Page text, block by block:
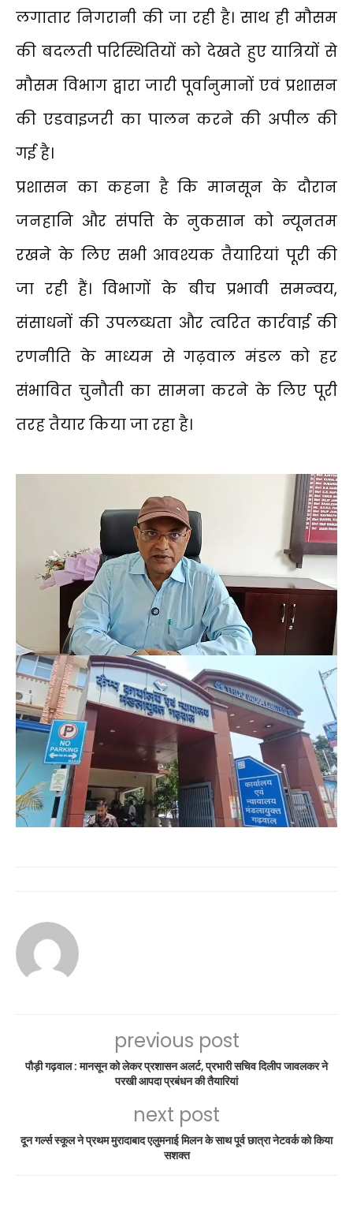
लगातार निगरानी की जा रही है। साथ ही मौसम
की बदलती परिस्थितियों को देखते हुए यात्रियों से
मौसम विभाग द्वारा जारी पूर्वानुमानों एवं प्रशासन
की एडवाइजरी का पालन करने की अपील की
गई है।
प्रशासन का कहना है कि मानसून के दौरान
जनहानि और संपत्ति के नुकसान को न्यूनतम
रखने के लिए सभी आवश्यक तैयारियां पूरी की
जा रही हैं। विभागों के बीच प्रभावी समन्वय,
संसाधनों की उपलब्धता और त्वरित कार्रवाई की
रणनीति के माध्यम से गढ़वाल मंडल को हर
संभावित चुनौती का सामना करने के लिए पूरी
तरह तैयार किया जा रहा है।
previous post
पौड़ी गढ़वाल : मानसून को लेकर प्रशासन अलर्ट, प्रभारी सचिव दिलीप जावलकर ने
परखी आपदा प्रबंधन की तैयारियां
next post
दून गर्ल्स स्कूल ने प्रथम मुरादाबाद एलुमनाई मिलन के साथ पूर्व छात्रा नेटवर्क को किया
सशक्त